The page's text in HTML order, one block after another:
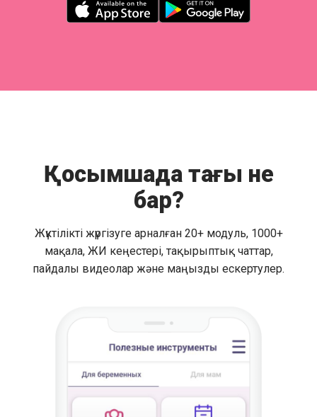
Қосымшада тағы не
бар?
Жүктілікті жүргізуге арналған 20+ модуль, 1000+
мақала, ЖИ кеңестері, тақырыптық чаттар,
пайдалы видеолар және маңызды ескертулер.